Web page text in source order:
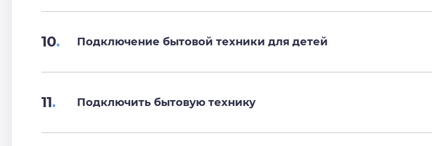
10. Подключение бытовой техники для детей
11. Подключить бытовую технику